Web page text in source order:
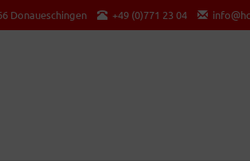
Donaueschingen +49 (0)771 23 04